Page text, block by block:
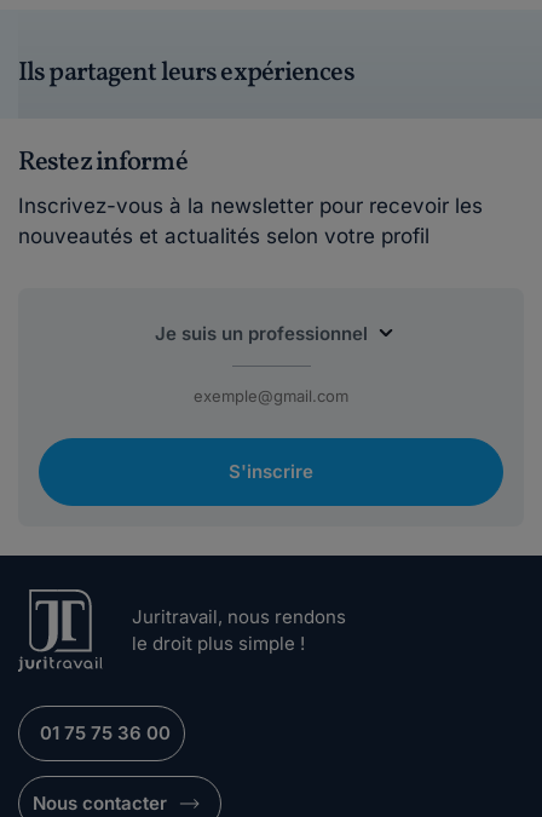
Ils partagent leurs expériences
Restez informé
Inscrivez-vous à la newsletter pour recevoir les
nouveautés et actualités selon votre profil
S'inscrire
Juritravail, nous rendons
le droit plus simple !
01 75 75 36 00
Nous contacter